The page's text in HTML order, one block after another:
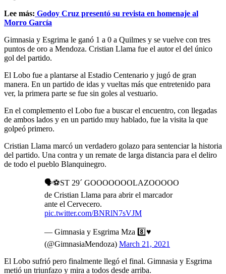
Lee más: Godoy Cruz presentó su revista en homenaje al
Morro García
Gimnasia y Esgrima le ganó 1 a 0 a Quilmes y se vuelve con tres
puntos de oro a Mendoza. Cristian Llama fue el autor el del único
gol del partido.
El Lobo fue a plantarse al Estadio Centenario y jugó de gran
manera. En un partido de idas y vueltas más que entretenido para
ver, la primera parte se fue sin goles al vestuario.
En el complemento el Lobo fue a buscar el encuentro, con llegadas
de ambos lados y en un partido muy hablado, fue la visita la que
golpeó primero.
Cristian Llama marcó un verdadero golazo para sentenciar la historia
del partido. Una contra y un remate de larga distancia para el deliro
de todo el pueblo Blanquinegro.
🗣️⚽️ST 29´ GOOOOOOOLAZOOOOO
de Cristian Llama para abrir el marcador
ante el Cervecero.
pic.twitter.com/BNRlN7sVJM
— Gimnasia y Esgrima Mza 8️⃣♥️
(@GimnasiaMendoza) March 21, 2021
El Lobo sufrió pero finalmente llegó el final. Gimnasia y Esgrima
metió un triunfazo y mira a todos desde arriba.